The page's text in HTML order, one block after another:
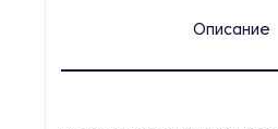
Описание